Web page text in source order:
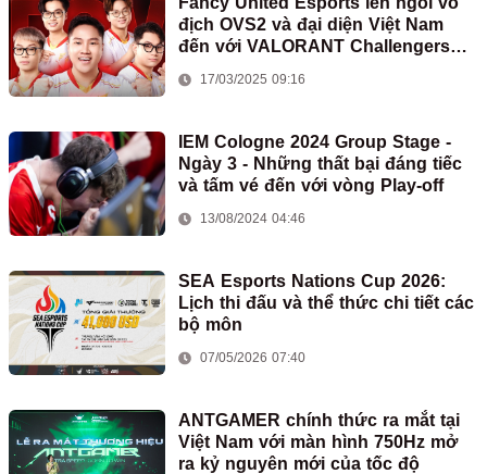
địch OVS2 và đại diện Việt Nam
đến với VALORANT Challengers
17/03/2025 09:16
IEM Cologne 2024 Group Stage -
Ngày 3 - Những thất bại đáng tiếc
và tấm vé đến với vòng Play-off
13/08/2024 04:46
SEA Esports Nations Cup 2026:
Lịch thi đấu và thể thức chi tiết các
bộ môn
07/05/2026 07:40
ANTGAMER chính thức ra mắt tại
Việt Nam với màn hình 750Hz mở
ra kỷ nguyên mới của tốc độ